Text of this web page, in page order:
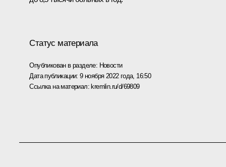
Статус материала
Опубликован в разделе: Новости
Дата публикации:9 ноября 2022 года, 16:50
Ссылка на материал: kremlin.ru/d/69809